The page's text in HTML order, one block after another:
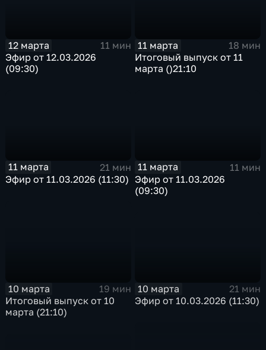
12 марта
11 мин
Эфир от 12.03.2026
(09:30)
11 марта
18 мин
Итоговый выпуск от 11
марта ()21:10
11 марта
21 мин
Эфир от 11.03.2026 (11:30)
11 марта
11 мин
Эфир от 11.03.2026
(09:30)
10 марта
19 мин
Итоговый выпуск от 10
марта (21:10)
10 марта
21 мин
Эфир от 10.03.2026 (11:30)